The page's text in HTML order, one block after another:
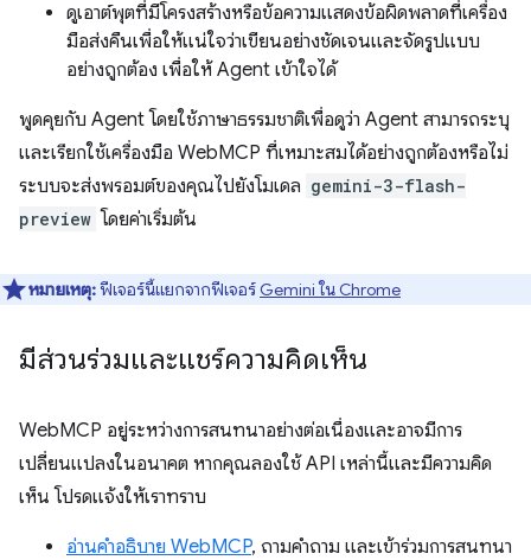
ดูเอาต์พุตที่มีโครงสร้างหรือข้อความแสดงข้อผิดพลาดที่เครื่อง
มือส่งคืนเพื่อให้แน่ใจว่าเขียนอย่างชัดเจนและจัดรูปแบบ
อย่างถูกต้อง เพื่อให้ Agent เข้าใจได้
พูดคุยกับ Agent โดยใช้ภาษาธรรมชาติเพื่อดูว่า Agent สามารถระบุ
และเรียกใช้เครื่องมือ WebMCP ที่เหมาะสมได้อย่างถูกต้องหรือไม่
ระบบจะส่งพรอมต์ของคุณไปยังโมเดล gemini-3-flash-
preview โดยค่าเริ่มต้น
หมายเหตุ:ฟีเจอร์นี้แยกจากฟีเจอร์ Gemini ใน Chrome
มีส่วนร่วมและแชร์ความคิดเห็น
WebMCP อยู่ระหว่างการสนทนาอย่างต่อเนื่องและอาจมีการ
เปลี่ยนแปลงในอนาคต หากคุณลองใช้ API เหล่านี้และมีความคิด
เห็น โปรดแจ้งให้เราทราบ
อ่านคำอธิบาย WebMCP, ถามคำถาม และเข้าร่วมการสนทนา